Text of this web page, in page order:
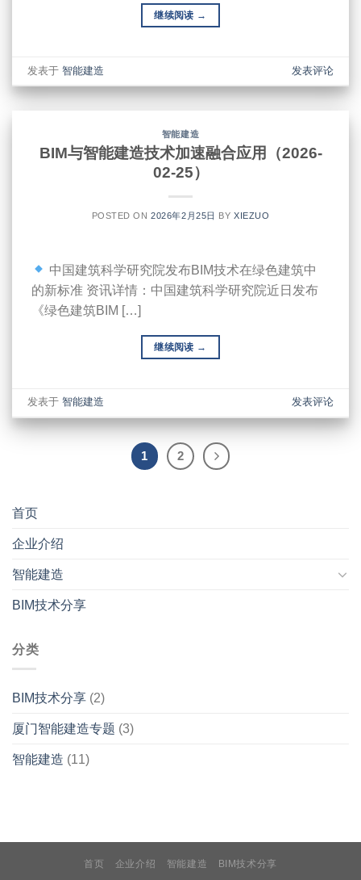
继续阅读 →
发表于智能建造 发表评论
智能建造
BIM与智能建造技术加速融合应用（2026-
02-25）
POSTED ON2026年2月25日 BYXIEZUO
中国建筑科学研究院发布BIM技术在绿色建筑中
的新标准 资讯详情：中国建筑科学研究院近日发布
《绿色建筑BIM […]
继续阅读 →
发表于智能建造 发表评论
1 2
首页
企业介绍
智能建造
BIM技术分享
分类
BIM技术分享 (2)
厦门智能建造专题 (3)
智能建造 (11)
首页 企业介绍 智能建造 BIM技术分享